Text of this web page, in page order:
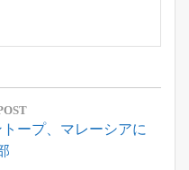
ープ、マレーシアに